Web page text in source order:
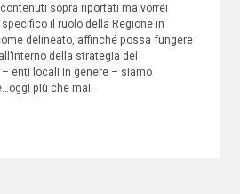
sopra riportati ma vorrei
il ruolo della Regione in
delineato, affinché possa fungere
della strategia del
enti locali in genere – siamo
più che mai.